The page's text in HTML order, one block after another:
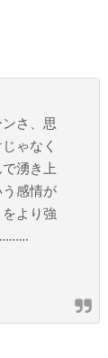
さ、思
ゃなく
湧き上
感情が
より強